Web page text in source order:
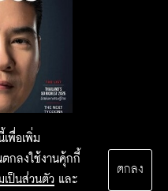
พื่อเพิ่ม
กลงใช้งานคุ้กกี้
เป็นส่วนตัว และ
ตกลง